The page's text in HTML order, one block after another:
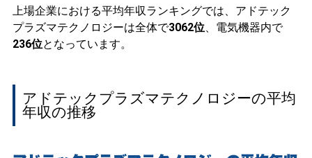
上場企業における平均年収ランキングでは、アドテック
プラズマテクノロジーは全体で3062位、電気機器内で
236位となっています。
アドテックプラズマテクノロジーの平均
年収の推移